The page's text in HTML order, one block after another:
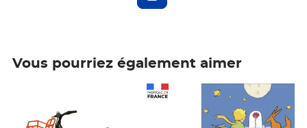
Vous pourriez également aimer
Prix 7,50€